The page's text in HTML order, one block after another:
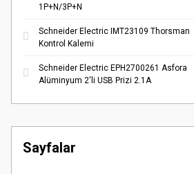
1P+N/3P+N
Schneider Electric IMT23109 Thorsman
Kontrol Kalemi
Schneider Electric EPH2700261 Asfora
Alüminyum 2'li USB Prizi 2.1A
Sayfalar